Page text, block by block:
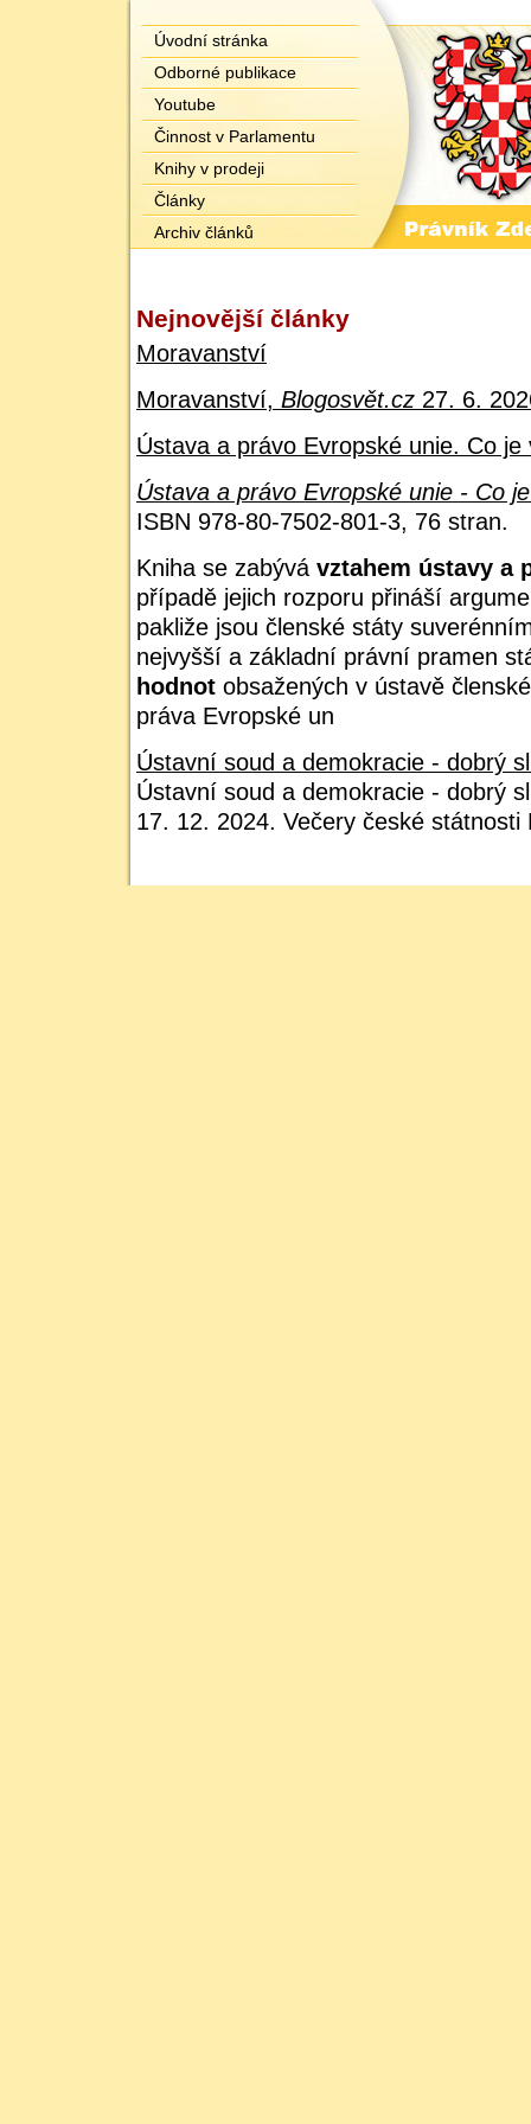
Úvodní stránka
Odborné publikace
Youtube
Činnost v Parlamentu
Knihy v prodeji
Články
Archiv článků
Nejnovější články
Moravanství
Moravanství, Blogosvět.cz 27. 6.
Ústava a právo Evropské unie. Co je
Ústava a právo Evropské unie - Co
ISBN 978-80-7502-801-3, 76 stran.
Kniha se zabývá vztahem ústavy a
případě jejich rozporu přináší
pakliže jsou členské státy
nejvyšší a základní právní pramen
hodnot obsažených v ústavě
práva Evropské un
Ústavní soud a demokracie - dobrý
Ústavní soud a demokracie - dobrý
17. 12. 2024. Večery české státnosti